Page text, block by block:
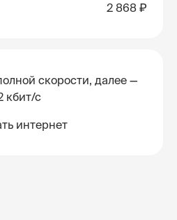
2 868 ₽
скорости, далее —
кбит/с
интернет